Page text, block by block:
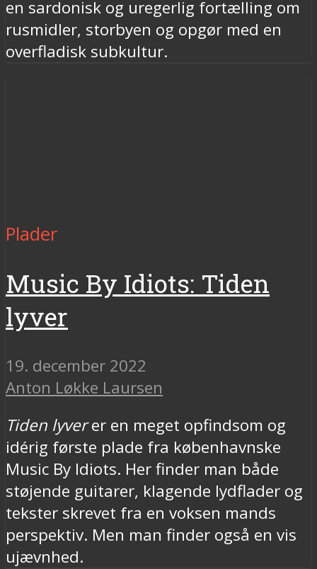
en sardonisk og uregerlig fortælling om
rusmidler, storbyen og opgør med en
overfladisk subkultur.
Plader
Music By Idiots: Tiden
lyver
19. december 2022
Anton Løkke Laursen
Tiden lyverer en meget opfindsom og
idérig første plade fra københavnske
Music By Idiots. Her finder man både
støjende guitarer, klagende lydflader og
tekster skrevet fra en voksen mands
perspektiv. Men man finder også en vis
ujævnhed.